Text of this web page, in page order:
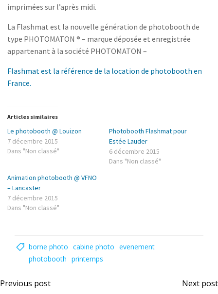
imprimées sur l’après midi.
La Flashmat est la nouvelle génération de photobooth de
type PHOTOMATON ® – marque déposée et enregistrée
appartenant à la société PHOTOMATON –
Flashmat est la référence de la location de photobooth en
France.
Articles similaires
Le photobooth @ Louizon
7 décembre 2015
Dans "Non classé"
Photobooth Flashmat pour
Estée Lauder
6 décembre 2015
Dans "Non classé"
Animation photobooth @ VFNO
– Lancaster
7 décembre 2015
Dans "Non classé"
borne photo cabine photo evenement
photobooth printemps
Navigation
Previous post Next post